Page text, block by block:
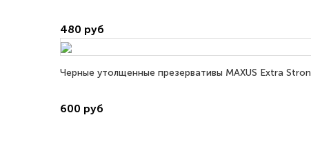
480 руб
Черные утолщенные презервативы MAXUS Extra
600 руб